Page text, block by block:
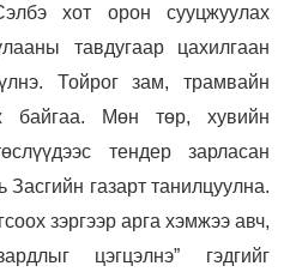
хот орон сууцжуулах
тавдугаар цахилгаан
Тойрог зам, трамвайн
байгаа. Мөн төр, хувийн
тендер зарласан
газарт танилцуулна.
зэргээр арга хэмжээ авч,
цэгцэлнэ” гэдгийг